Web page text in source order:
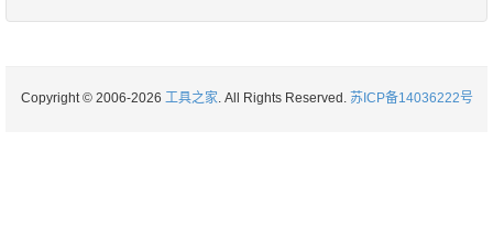
Copyright © 2006-2026 工具之家. All Rights Reserved. 苏ICP备14036222号